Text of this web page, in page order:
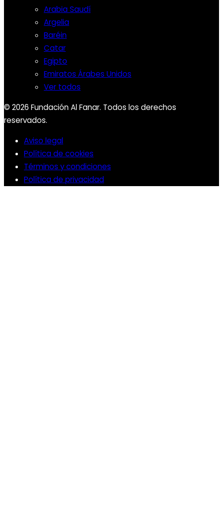
Arabia Saudí
Argelia
Baréin
Catar
Egipto
Emiratos Árabes Unidos
Ver todos
© 2026 Fundación Al Fanar. Todos los derechos
reservados.
Aviso legal
Política de cookies
Términos y condiciones
Política de privacidad